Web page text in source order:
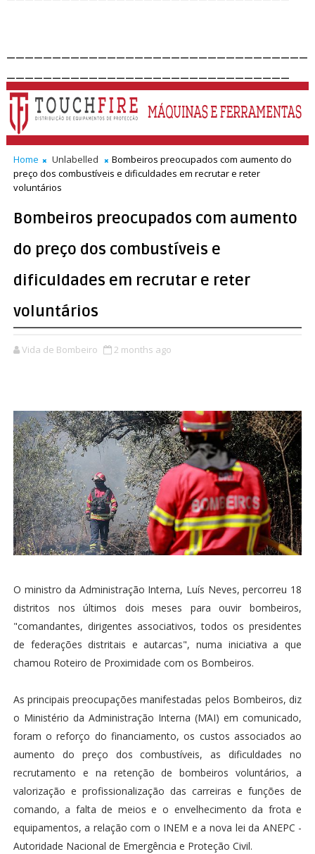
Home Unlabelled
Bombeiros preocupados com aumento do
preço dos combustíveis e dificuldades em recrutar e reter
voluntários
Bombeiros preocupados com aumento
do preço dos combustíveis e
dificuldades em recrutar e reter
voluntários
Vida de Bombeiro 2 months ago
O ministro da Administração Interna, Luís Neves, percorreu 18
distritos nos últimos dois meses para ouvir bombeiros,
"comandantes, dirigentes associativos, todos os presidentes
de federações distritais e autarcas", numa iniciativa a que
chamou Roteiro de Proximidade com os Bombeiros.
As principais preocupações manifestadas pelos Bombeiros, diz
o Ministério da Administração Interna (MAI) em comunicado,
foram o reforço do financiamento, os custos associados ao
aumento do preço dos combustíveis, as dificuldades no
recrutamento e na retenção de bombeiros voluntários, a
valorização e profissionalização das carreiras e funções de
comando, a falta de meios e o envelhecimento da frota e
equipamentos, a relação com o INEM e a nova lei da ANEPC -
Autoridade Nacional de Emergência e Proteção Civil.